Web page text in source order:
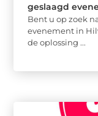
geslaagd
Bent u op zoek
evenement in
de oplossing ...